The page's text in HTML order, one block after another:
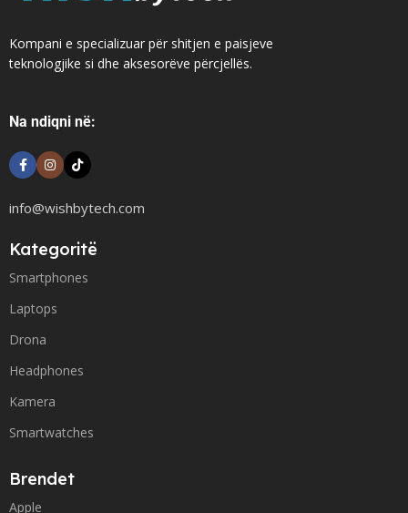
Kompani e specializuar për shitjen e paisjeve
teknologjike si dhe aksesorëve përcjellës.
Na ndiqni në:
info@wishbytech.com
Kategoritë
Smartphones
Laptops
Drona
Headphones
Kamera
Smartwatches
Brendet
Apple